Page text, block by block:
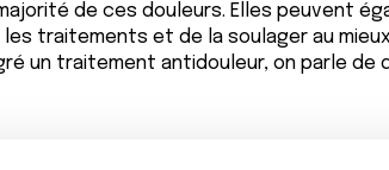
de ces douleurs. Elles peuvent
traitements et de la soulager au
un traitement antidouleur, on parle de